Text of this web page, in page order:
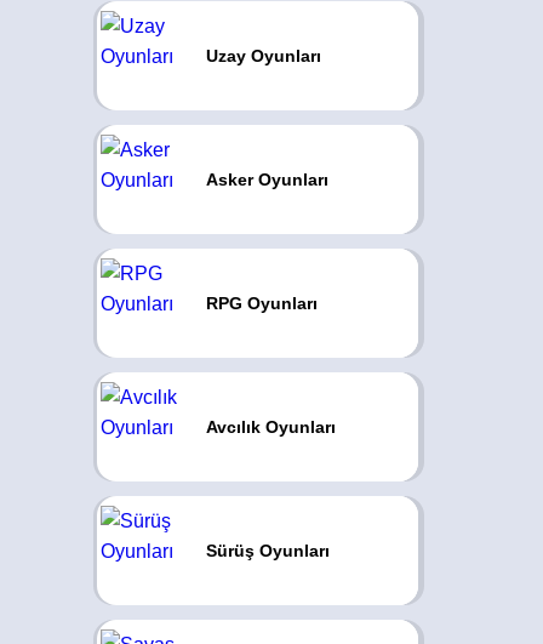
Uzay Oyunları
Asker Oyunları
RPG Oyunları
Avcılık Oyunları
Sürüş Oyunları